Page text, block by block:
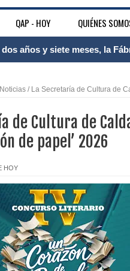
QAP - HOY QUIÉNES
Internacional
el Mecanismo
Cauca tiene listo su plan de
de Pereira continúa
/ La Secretaría de Cultura de
de Cultura de
de papel’ 2026
HOY